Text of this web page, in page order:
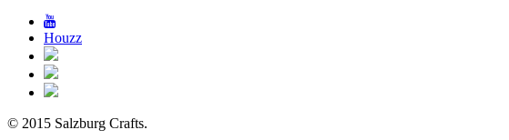
Houzz
© 2015 Salzburg Crafts.